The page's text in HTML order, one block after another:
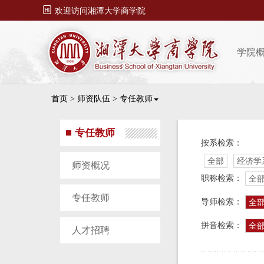
 欢迎访问湘潭大学商学院
学院
首页 > 师资队伍 > 专任教师
专任教师
师资概况
专任教师
人才招聘
按系检索：
全部
经济学
职称检索：
全
导师检索： 全
拼音检索： 全